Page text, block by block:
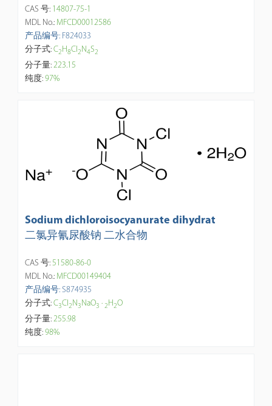
CAS 号: 14807-75-1
MDL No.: MFCD00012586
产品编号: F824033
分子式:C2 H8Cl 2 N4S2
分子量:223.15
纯度:97%
Sodium dichloroisocyanurate dihydrat
二氯异氰尿酸钠 二水合物
CAS 号:51580-86-0
MDL No.: MFCD00149404
产品编号: S874935
分子式:C3Cl 2N3NaO3 · 2 H2O
分子量:255.98
纯度:98%